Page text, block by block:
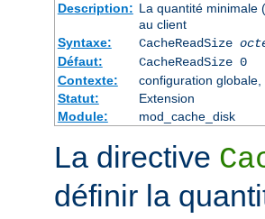
Description: La quantité minimale
au client
Syntaxe:
CacheReadSize
Défaut:
CacheReadSize 0
Contexte:
configuration
Statut:
Extension
Module:
mod_cache_disk
La directive
définir la